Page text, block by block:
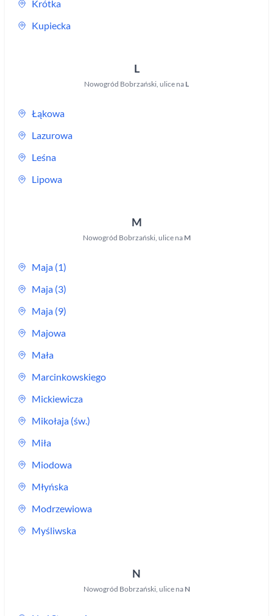
Krótka
Kupiecka
L
Nowogród Bobrzański, ulice na L
Łąkowa
Lazurowa
Leśna
Lipowa
M
Nowogród Bobrzański, ulice na M
Maja (1)
Maja (3)
Maja (9)
Majowa
Mała
Marcinkowskiego
Mickiewicza
Mikołaja (św.)
Miła
Miodowa
Młyńska
Modrzewiowa
Myśliwska
N
Nowogród Bobrzański, ulice na N